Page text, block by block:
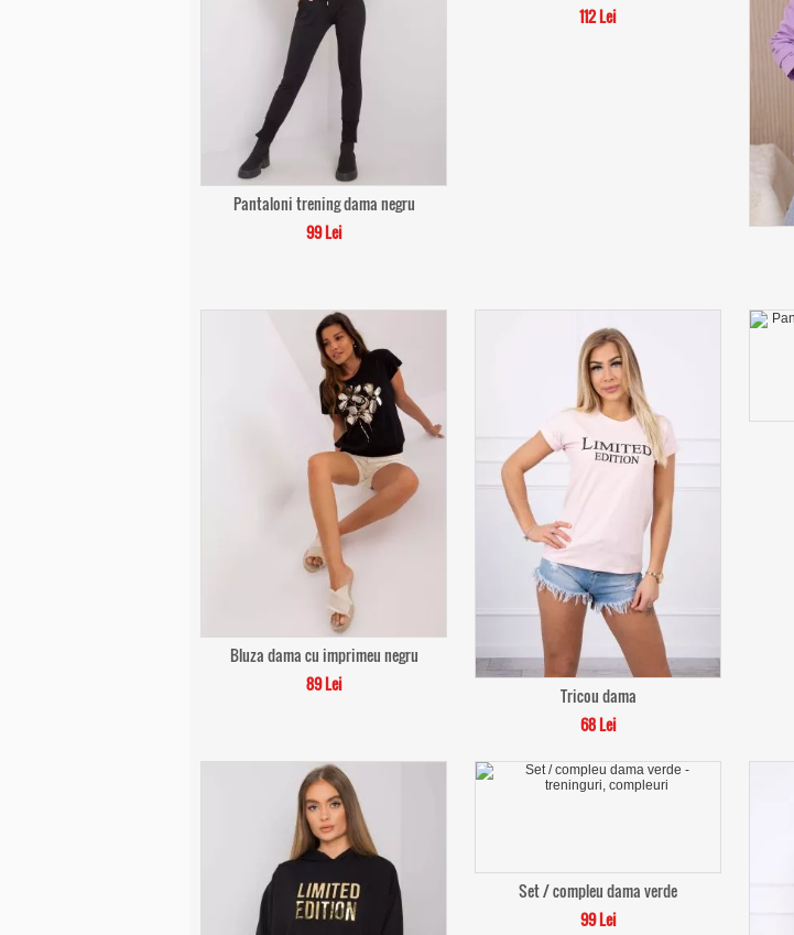
Pantaloni trening dama negru
99 Lei
112 Lei
Bluza dama cu imprimeu negru
89 Lei
Tricou dama
68 Lei
Set / compleu dama verde
99 Lei